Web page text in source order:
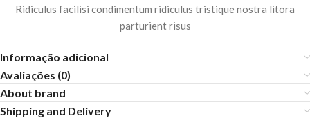
Ridiculus facilisi condimentum ridiculus tristique nostra litora
parturient risus
Informação adicional
Avaliações (0)
About brand
Shipping and Delivery